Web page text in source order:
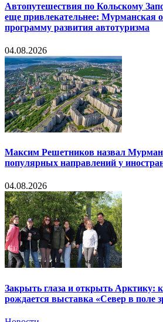
Автопутешествия по Кольскому
еще привлекательнее: Мурманская
программу развития автотуризма
04.08.2026
Максим Решетников назвал
популярных направлений у
04.08.2026
Закрыть глаза и открыть Арктику:
рождается выставка «Север в поле